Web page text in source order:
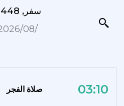
24 سفر, 1448
07‏/08‏/2026
صلاة الفجر 03:10